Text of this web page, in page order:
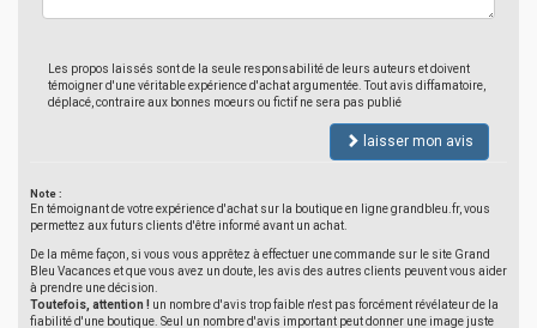
Les propos laissés sont de la seule responsabilité de leurs auteurs et doivent
témoigner d'une véritable expérience d'achat argumentée. Tout avis diffamatoire,
déplacé, contraire aux bonnes moeurs ou fictif ne sera pas publié
laisser mon avis
Note :
En témoignant de votre expérience d'achat sur la boutique en ligne grandbleu.fr, vous
permettez aux futurs clients d'être informé avant un achat.
De la même façon, si vous vous apprêtez à effectuer une commande sur le site Grand
Bleu Vacances et que vous avez un doute, les avis des autres clients peuvent vous aider
à prendre une décision.
Toutefois, attention ! un nombre d'avis trop faible n'est pas forcément révélateur de la
fiabilité d'une boutique. Seul un nombre d'avis important peut donner une image juste